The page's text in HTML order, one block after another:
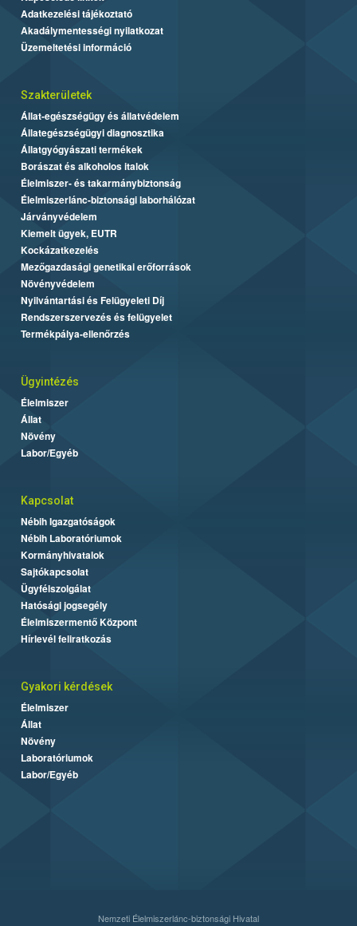
Adatkezelési tájékoztató
Akadálymentességi nyilatkozat
Üzemeltetési információ
Szakterületek
Állat-egészségügy és állatvédelem
Állategészségügyi diagnosztika
Állatgyógyászati termékek
Borászat és alkoholos italok
Élelmiszer- és takarmánybiztonság
Élelmiszerlánc-biztonsági laborhálózat
Járványvédelem
Kiemelt ügyek, EUTR
Kockázatkezelés
Mezőgazdasági genetikai erőforrások
Növényvédelem
Nyilvántartási és Felügyeleti Díj
Rendszerszervezés és felügyelet
Termékpálya-ellenőrzés
Ügyintézés
Élelmiszer
Állat
Növény
Labor/Egyéb
Kapcsolat
Nébih Igazgatóságok
Nébih Laboratóriumok
Kormányhivatalok
Sajtókapcsolat
Ügyfélszolgálat
Hatósági jogsegély
Élelmiszermentő Központ
Hírlevél feliratkozás
Gyakori kérdések
Élelmiszer
Állat
Növény
Laboratóriumok
Labor/Egyéb
Nemzeti Élelmiszerlánc-biztonsági Hivatal